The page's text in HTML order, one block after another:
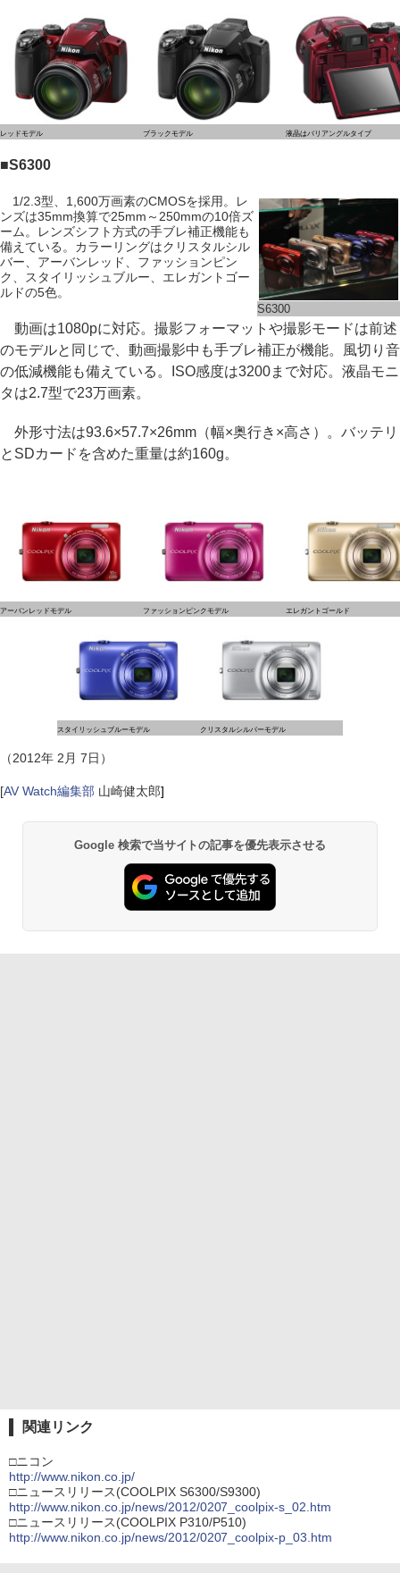
レッドモデル ブラックモデル 液晶はバリアングルタイプ
■S6300
S6300
1/2.3型、1,600万画素のCMOSを採用。レ
ンズは35mm換算で25mm～250mmの10倍ズ
ーム。レンズシフト方式の手ブレ補正機能も
備えている。カラーリングはクリスタルシル
バー、アーバンレッド、ファッションピン
ク、スタイリッシュブルー、エレガントゴー
ルドの5色。
動画は1080pに対応。撮影フォーマットや撮影モードは前述
のモデルと同じで、動画撮影中も手ブレ補正が機能。風切り音
の低減機能も備えている。ISO感度は3200まで対応。液晶モニ
タは2.7型で23万画素。
外形寸法は93.6×57.7×26mm（幅×奥行き×高さ）。バッテリ
とSDカードを含めた重量は約160g。
アーバンレッドモデル ファッションピンクモデル エレガントゴールド
スタイリッシュブルーモデル クリスタルシルバーモデル
（2012年 2月 7日）
[AV Watch編集部 山崎健太郎]
Google 検索で当サイトの記事を優先表示させる
関連リンク
□ニコン
http://www.nikon.co.jp/
□ニュースリリース(COOLPIX S6300/S9300)
http://www.nikon.co.jp/news/2012/0207_coolpix-s_02.htm
□ニュースリリース(COOLPIX P310/P510)
http://www.nikon.co.jp/news/2012/0207_coolpix-p_03.htm